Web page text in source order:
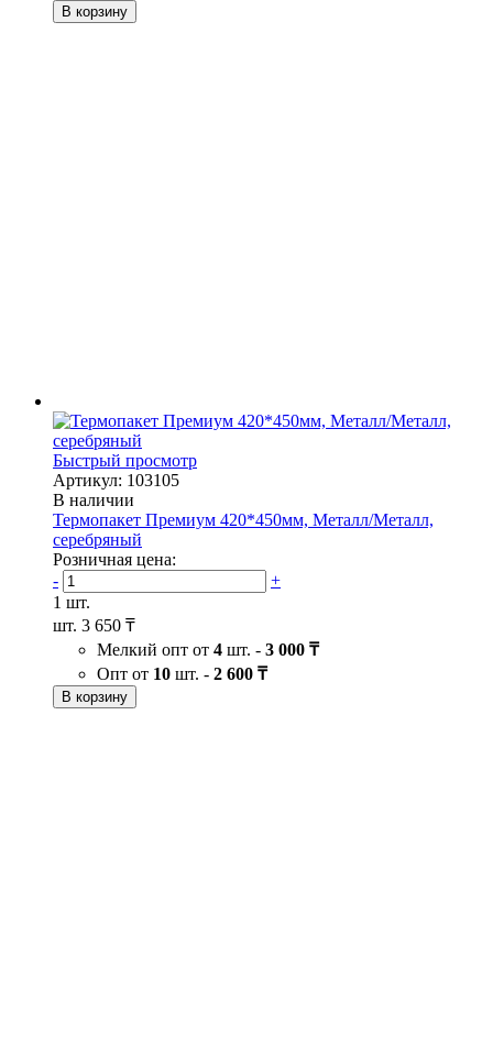
В корзину
Быстрый просмотр
Артикул: 103105
В наличии
Термопакет Премиум 420*450мм, Металл/Металл,
серебряный
Розничная цена:
-
+
1 шт.
шт. 3 650 ₸
Мелкий опт от 4 шт. - 3 000 ₸
Опт от 10 шт. - 2 600 ₸
В корзину